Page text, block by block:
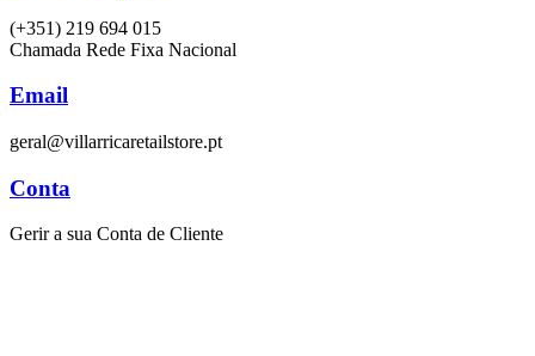
(+351) 219 694 015
Chamada Rede Fixa Nacional
Email
geral@villarricaretailstore.pt
Conta
Gerir a sua Conta de Cliente